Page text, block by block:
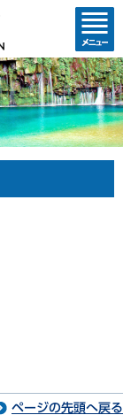
コンテ
ンツメ
ニュー
ページの先頭へ戻る